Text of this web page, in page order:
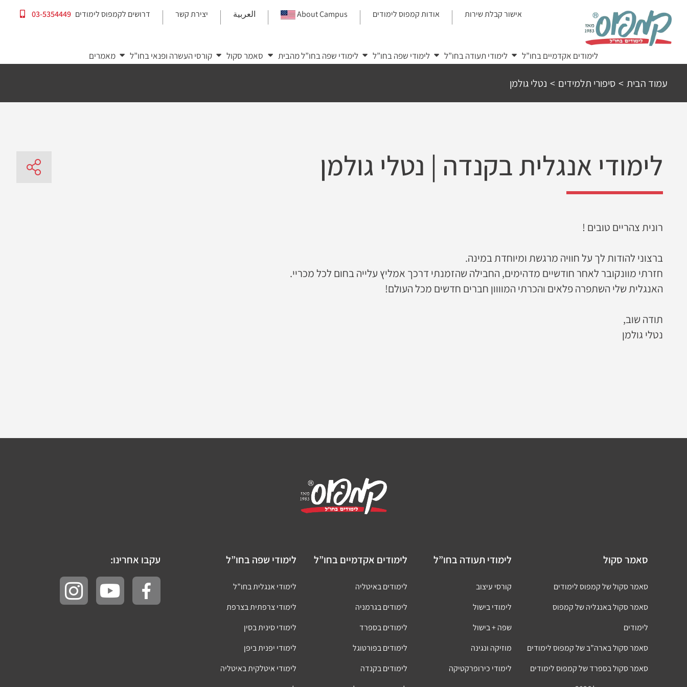
content
03-5354449 דרושים לקמפוס לימודים יצירת קשר العربية About Campus אודות קמפוס לימודים אישור קבלת שירות
לימודים אקדמיים בחו”ל לימודי תעודה בחו”ל לימודי שפה בחו”ל לימודי שפה בחו”ל מהבית סאמר סקול קורסי העשרה ופנאי בחו”ל מאמרים
עמוד הבית > סיפורי תלמידים > נטלי גולמן
לימודי אנגלית בקנדה | נטלי גולמן
רונית צהריים טובים !
ברצוני להודות לך על חוויה מרגשת ומיוחדת במינה.
חזרתי מוונקובר לאחר חודשיים מדהימים, החבילה שהזמנתי דרכך אמליץ עלייה בחום לכל מכריי.
האנגלית שלי השתפרה פלאים והכרתי המוווון חברים חדשים מכל העולם!
תודה שוב,
נטלי גולמן
עקבו אחרינו: לימודי שפה בחו”ל
לימודי אנגלית בחו”ל
לימודי צרפתית בצרפת
לימודי סינית בסין
לימודי יפנית ביפן
לימודי איטלקית באיטליה
לימודים אקדמיים בחו”ל
לימודים באיטליה
לימודים בגרמניה
לימודים בספרד
לימודים בפורטוגל
לימודים בקנדה
לימודי תעודה בחו”ל
קורסי עיצוב
לימודי בישול
שפה + בישול
מוזיקה ונגינה
לימודי כירופרקטיקה
סאמר סקול
סאמר סקול של קמפוס לימודים
סאמר סקול באנגליה של קמפוס
לימודים
סאמר סקול בארה”ב של קמפוס לימודים
סאמר סקול בספרד של קמפוס לימודים